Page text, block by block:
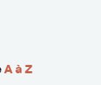
A à Z